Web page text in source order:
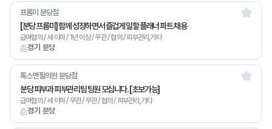
경기 분당
프롬미 분당점
[분당 프롬미] 함께 성장하면서 즐겁게 일할 플래너 파트 채용
급여협의 / 세 이하 / 1년 이상 / 무관 / 협의 / 피부관리,기타
경기 분당
톡스앤필의원 분당점
분당 피부과 피부관리팀 팀원 모십니다. [초보가능]
급여협의 / 세 이하 / 무관 / 무관 / 협의 / 피부관리,기타